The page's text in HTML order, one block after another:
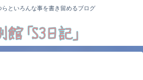
らといろんな事を書き留めるブログ